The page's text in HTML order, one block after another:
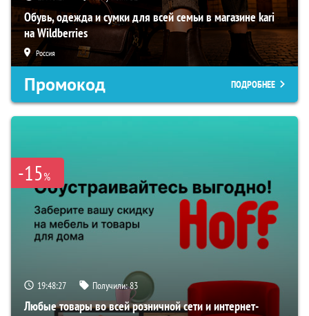
Обувь, одежда и сумки для всей семьи в магазине kari
на Wildberries
Россия
Промокод ПОДРОБНЕЕ
-15%
19:48:26 Получили:83
Любые товары во всей розничной сети и интернет-